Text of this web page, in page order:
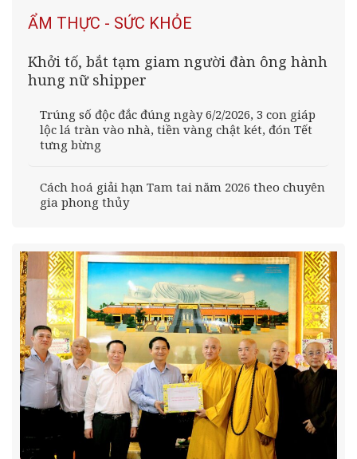
ẨM THỰC - SỨC KHỎE
Khởi tố, bắt tạm giam người đàn ông hành
hung nữ shipper
Trúng số độc đắc đúng ngày 6/2/2026, 3 con giáp
lộc lá tràn vào nhà, tiền vàng chật két, đón Tết
tưng bừng
Cách hoá giải hạn Tam tai năm 2026 theo chuyên
gia phong thủy